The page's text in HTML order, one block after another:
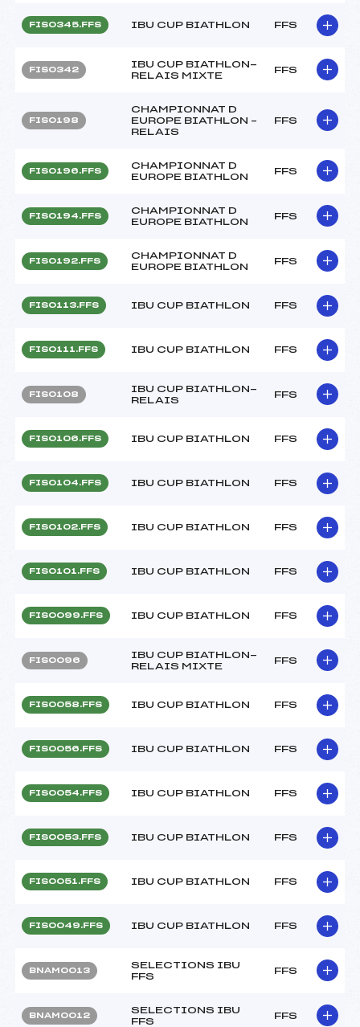
FIS0345.FFS IBU CUP BIATHLON FFS
FIS0342
IBU CUP BIATHLON-
RELAIS MIXTE
FFS
FIS0198
CHAMPIONNAT D
EUROPE BIATHLON –
RELAIS
FFS
FIS0196.FFS
CHAMPIONNAT D
EUROPE BIATHLON
FFS
FIS0194.FFS
CHAMPIONNAT D
EUROPE BIATHLON
FFS
FIS0192.FFS
CHAMPIONNAT D
EUROPE BIATHLON
FFS
FIS0113.FFS IBU CUP BIATHLON FFS
FIS0111.FFS IBU CUP BIATHLON FFS
FIS0108
IBU CUP BIATHLON-
RELAIS
FFS
FIS0106.FFS IBU CUP BIATHLON FFS
FIS0104.FFS IBU CUP BIATHLON FFS
FIS0102.FFS IBU CUP BIATHLON FFS
FIS0101.FFS IBU CUP BIATHLON FFS
FIS0099.FFS IBU CUP BIATHLON FFS
FIS0096
IBU CUP BIATHLON-
RELAIS MIXTE
FFS
FIS0058.FFS IBU CUP BIATHLON FFS
FIS0056.FFS IBU CUP BIATHLON FFS
FIS0054.FFS IBU CUP BIATHLON FFS
FIS0053.FFS IBU CUP BIATHLON FFS
FIS0051.FFS IBU CUP BIATHLON FFS
FIS0049.FFS IBU CUP BIATHLON FFS
BNAM0013
SELECTIONS IBU
FFS
FFS
BNAM0012
SELECTIONS IBU
FFS
FFS